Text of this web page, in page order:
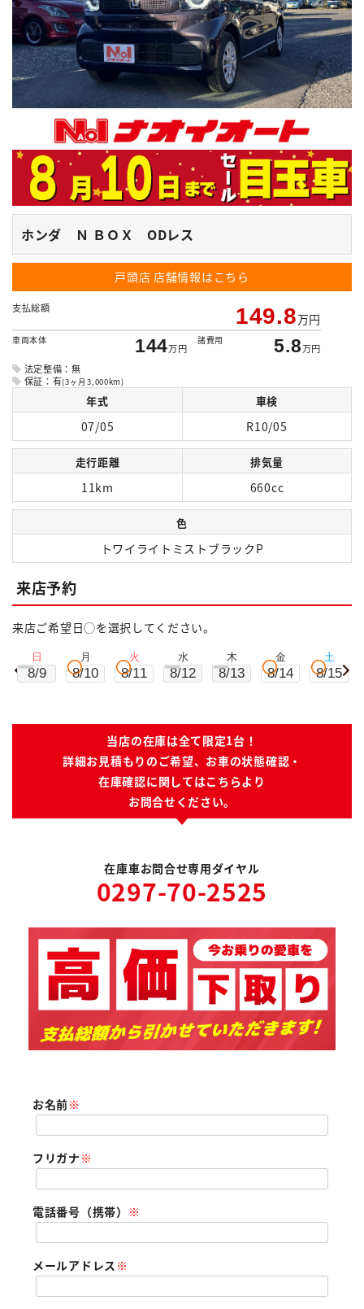
ホンダ Ｎ ＢＯＸ ODレス
戸頭店 店舗情報はこちら
支払総額 149.8万円
車両本体 144万円
諸費用 5.8万円
法定整備：無
保証：有(3ヶ月3,000km)
年式 車検
07/05 R10/05
走行距離 排気量
11km 660cc
色
トワイライトミストブラックP
来店予約
来店ご希望日◯を選択してください。
日
8/9
月
8/10
火
8/11
水
8/12
木
8/13
金
8/14
土
8/15
当店の在庫は全て限定1台！
詳細お見積もりのご希望、お車の状態確認・
在庫確認に関してはこちらより
お問合せください。
在庫車お問合せ専用ダイヤル
0297-70-2525
お名前※
フリガナ ※
電話番号（携帯） ※
メールアドレス ※